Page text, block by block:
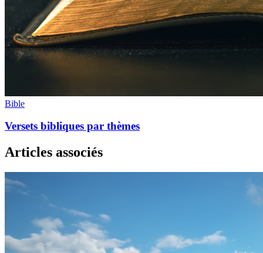
Bible
Versets bibliques par thèmes
Articles associés